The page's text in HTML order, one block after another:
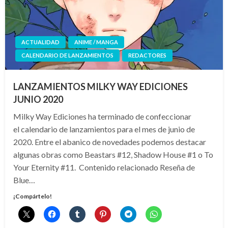
ACTUALIDAD
ANIME / MANGA
CALENDARIO DE LANZAMIENTOS
REDACTORES
LANZAMIENTOS MILKY WAY EDICIONES
JUNIO 2020
Milky Way Ediciones ha terminado de confeccionar
el calendario de lanzamientos para el mes de junio de
2020. Entre el abanico de novedades podemos destacar
algunas obras como Beastars #12, Shadow House #1 o To
Your Eternity #11. Contenido relacionado Reseña de
Blue…
¡Compártelo!